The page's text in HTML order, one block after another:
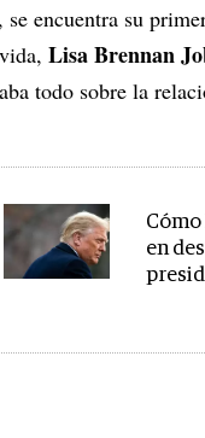
encuentra su
Lisa Brennan
todo sobre la
en